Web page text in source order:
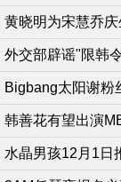
黄晓明为宋慧乔
外交部辟谣"限韩
Bigbang太阳谢粉
韩善花有望出演
水晶男孩12月1日